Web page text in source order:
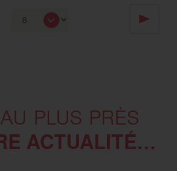
PLUS PRÈS
ACTUALITÉ…